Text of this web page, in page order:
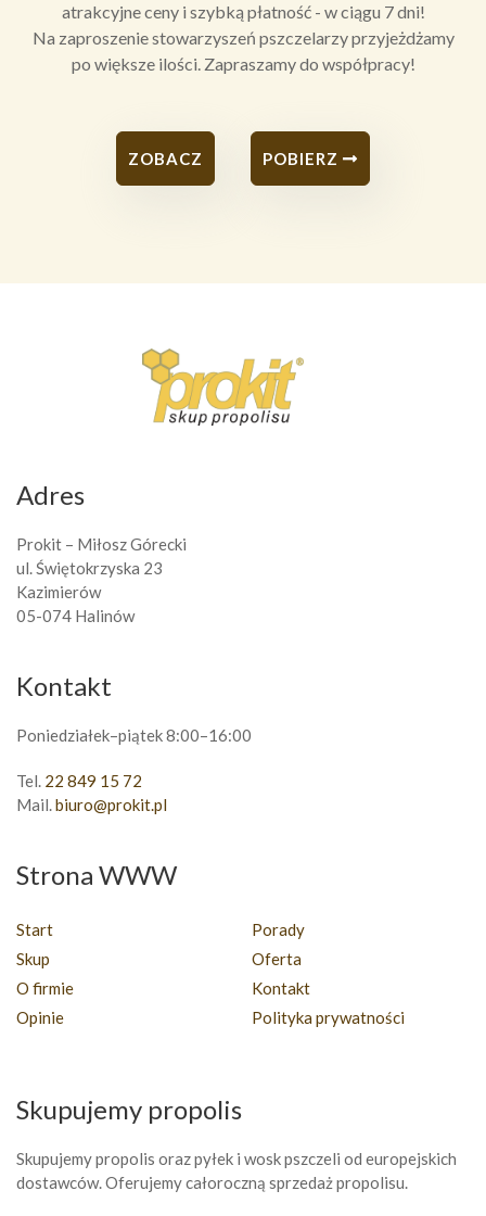
atrakcyjne ceny i szybką płatność - w ciągu 7 dni!
Na zaproszenie stowarzyszeń pszczelarzy przyjeżdżamy
po większe ilości. Zapraszamy do współpracy!
ZOBACZ POBIERZ
Adres
Prokit – Miłosz Górecki
ul. Świętokrzyska 23
Kazimierów
05-074 Halinów
Kontakt
Poniedziałek–piątek 8:00–16:00
Tel. 22 849 15 72
Mail. biuro@prokit.pl
Strona WWW
Start
Skup
O firmie
Opinie
Porady
Oferta
Kontakt
Polityka prywatności
Skupujemy propolis
Skupujemy propolis oraz pyłek i wosk pszczeli od europejskich
dostawców. Oferujemy całoroczną sprzedaż propolisu.